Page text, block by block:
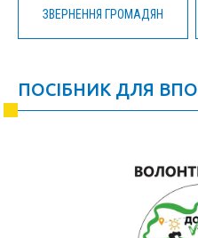
ЗВЕРНЕННЯ ГРОМАДЯН
ПОСІБНИК ДЛЯ ВПО